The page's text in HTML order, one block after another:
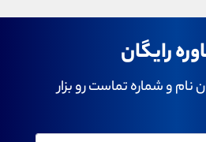
رایگان
نام و شماره تماست رو بزار